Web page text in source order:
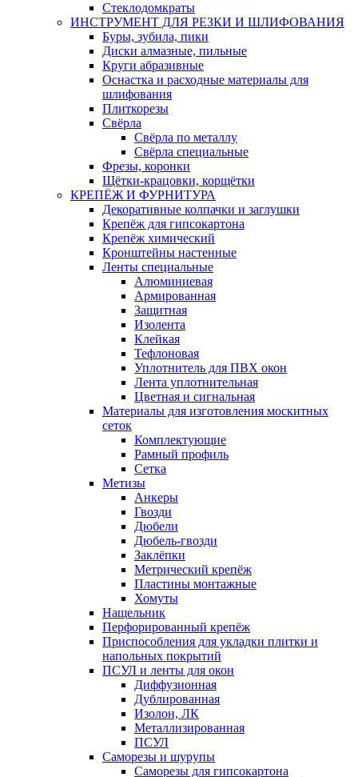
Стеклодомкраты
ИНСТРУМЕНТ ДЛЯ РЕЗКИ И ШЛИФОВАНИЯ
Буры, зубила, пики
Диски алмазные, пильные
Круги абразивные
Оснастка и расходные материалы для
шлифования
Плиткорезы
Свёрла
Свёрла по металлу
Свёрла специальные
Фрезы, коронки
Щётки-крацовки, корщётки
КРЕПЁЖ И ФУРНИТУРА
Декоративные колпачки и заглушки
Крепёж для гипсокартона
Крепёж химический
Кронштейны настенные
Ленты специальные
Алюминиевая
Армированная
Защитная
Изолента
Клейкая
Тефлоновая
Уплотнитель для ПВХ окон
Лента уплотнительная
Цветная и сигнальная
Материалы для изготовления москитных
сеток
Комплектующие
Рамный профиль
Сетка
Метизы
Анкеры
Гвозди
Дюбели
Дюбель-гвозди
Заклёпки
Метрический крепёж
Пластины монтажные
Хомуты
Нащельник
Перфорированный крепёж
Приспособления для укладки плитки и
напольных покрытий
ПСУЛ и ленты для окон
Диффузионная
Дублированная
Изолон, ЛК
Металлизированная
ПСУЛ
Саморезы и шурупы
Саморезы для гипсокартона